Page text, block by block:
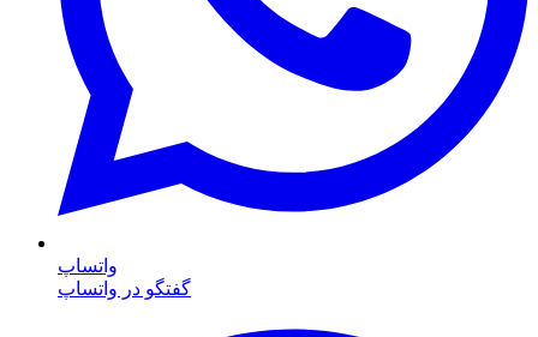
واتساپ
گفتگو در واتساپ